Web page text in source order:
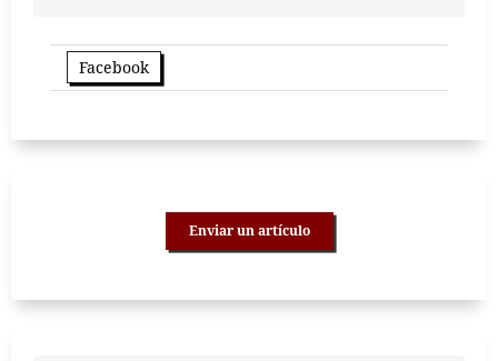
Facebook
Enviar un artículo